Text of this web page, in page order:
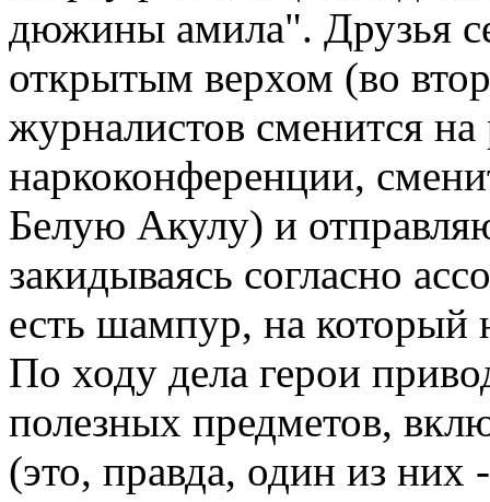
дюжины амила". Друзья
открытым верхом (во
журналистов сменится на
наркоконференции,
Белую Акулу) и
закидываясь согласно
есть шампур, на который
По ходу дела герои
полезных предметов,
(это, правда, один из